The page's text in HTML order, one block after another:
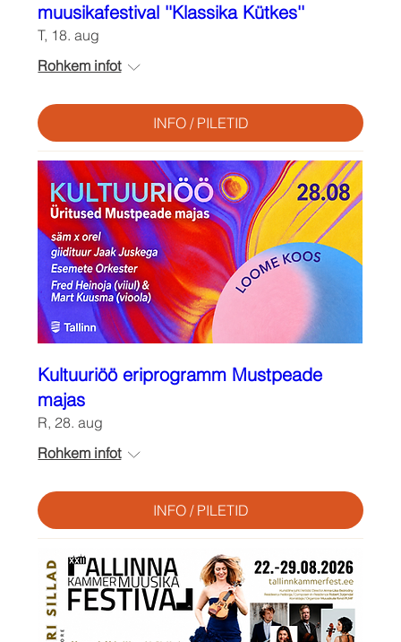
muusikafestival ''Klassika Kütkes''
T, 18. aug
Rohkem infot
INFO / PILETID
Kultuuriöö eriprogramm Mustpeade
majas
R, 28. aug
Rohkem infot
INFO / PILETID